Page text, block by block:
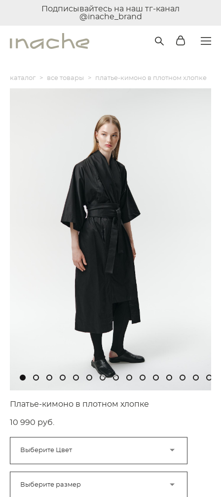
Подписывайтесь на наш тг-канал
@inache_brand
каталог > все товары > платье-кимоно в плотном хлопке
Платье-кимоно в плотном хлопке
10 990 pуб.
Выберите Цвет
Выберите размер